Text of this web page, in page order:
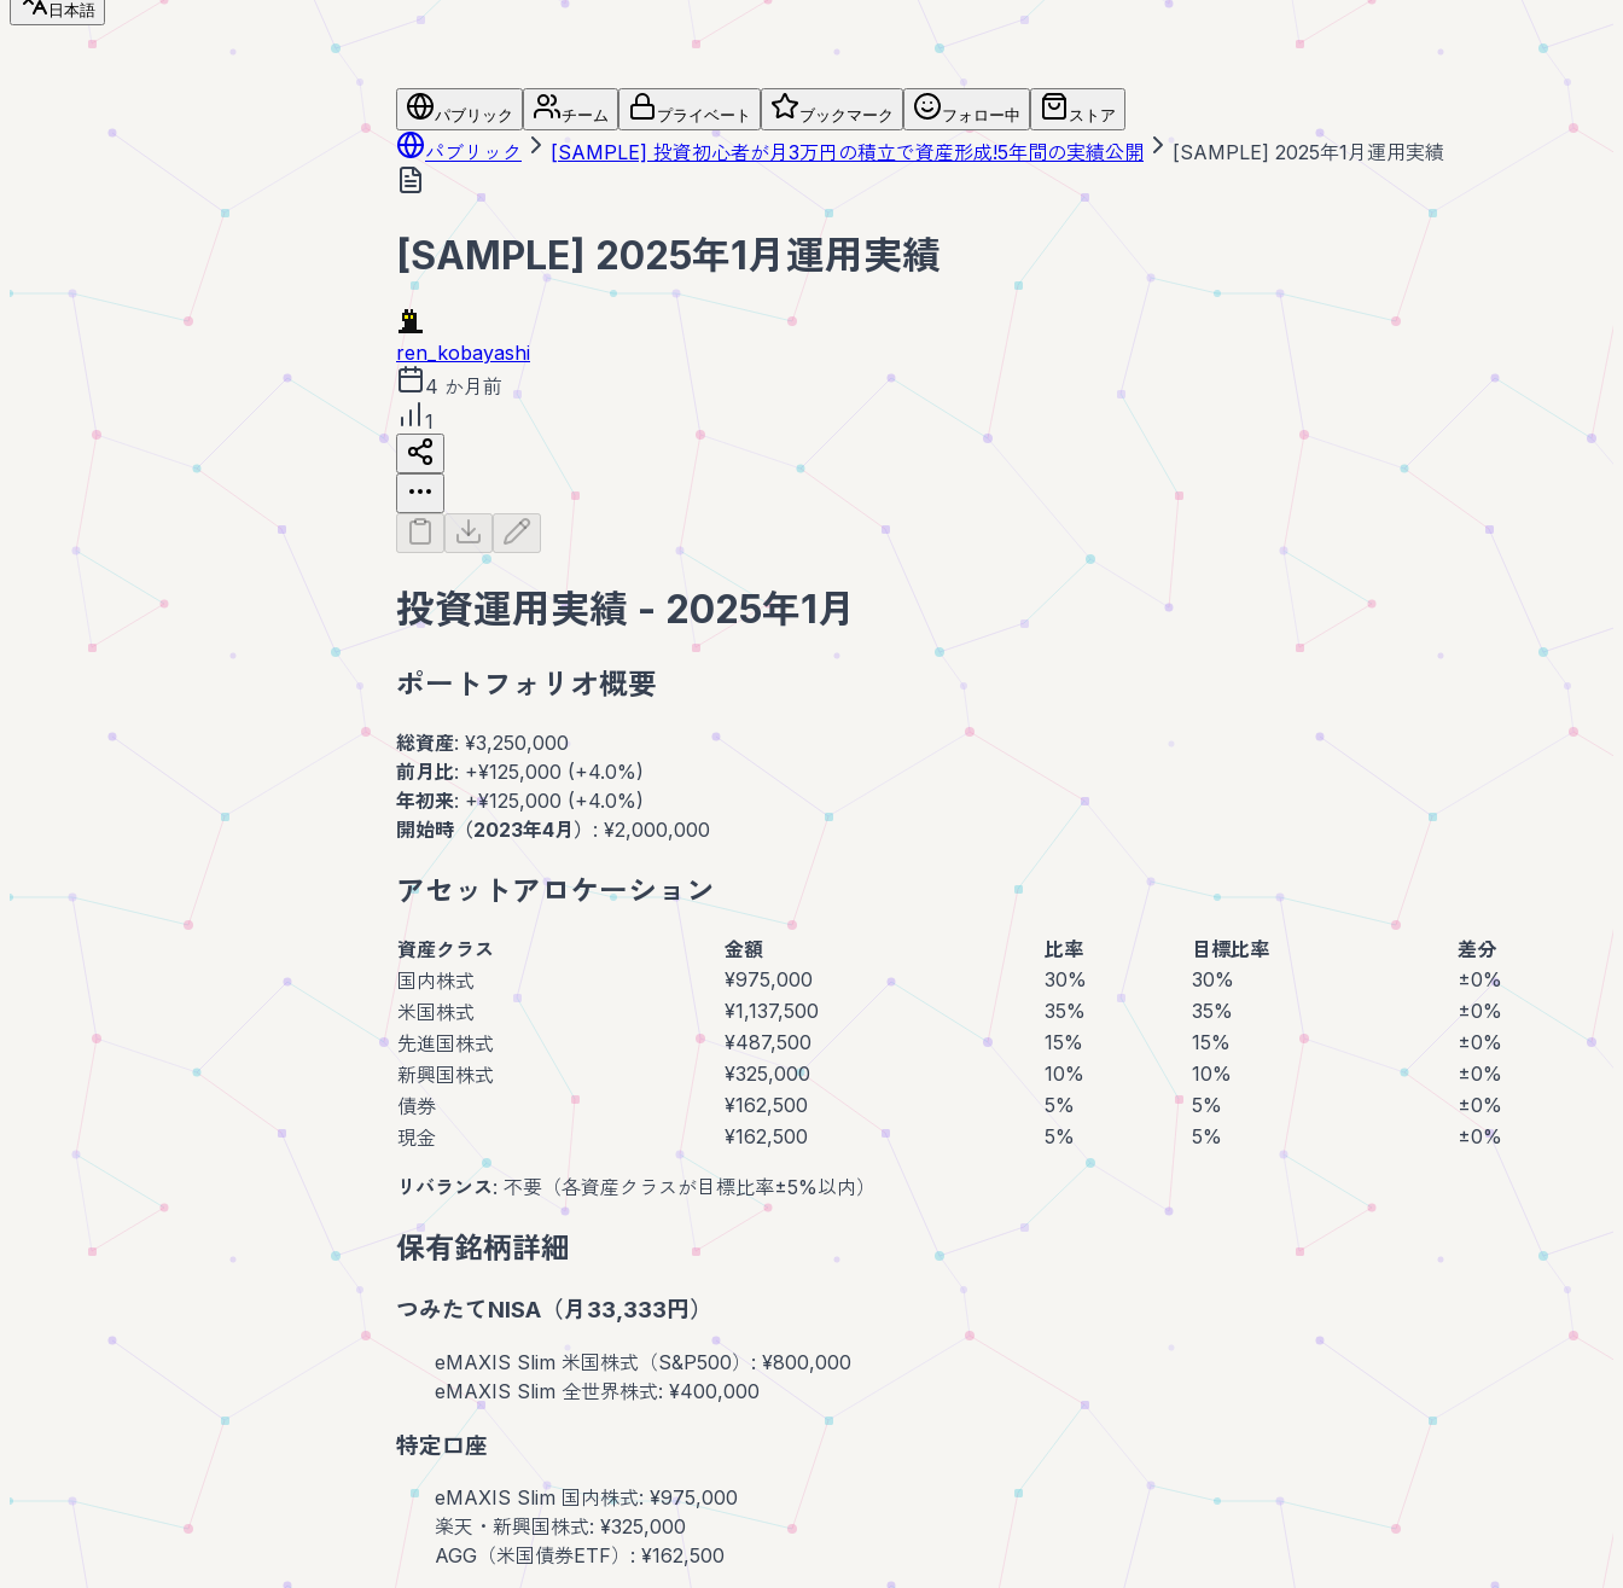
日本語
パブリック チーム プライベート ブックマーク フォロー中 ストア
パブリック [SAMPLE] 投資初心者が月3万円の積立で資産形成!5年間の実績公開 [SAMPLE] 2025年1月運用実績
[SAMPLE] 2025年1月運用実績
ren_kobayashi
4 か月前
1
投資運用実績 - 2025年1月
ポートフォリオ概要
総資産: ¥3,250,000
前月比: +¥125,000 (+4.0%)
年初来: +¥125,000 (+4.0%)
開始時（2023年4月） : ¥2,000,000
アセットアロケーション
資産クラス 金額 比率 目標比率
差分
国内株式
¥975,000 30% 30%
±0%
米国株式
¥1,137,500 35% 35%
±0%
先進国株式
¥487,500 15% 15%
±0%
新興国株式
¥325,000 10% 10%
±0%
債券
¥162,500 5% 5%
±0%
現金
¥162,500 5% 5% ±0%
リバランス: 不要（各資産クラスが目標比率±5%以内）
保有銘柄詳細
つみたてNISA（月33,333円）
eMAXIS Slim 米国株式（S&P500）: ¥800,000
eMAXIS Slim 全世界株式: ¥400,000
特定口座
eMAXIS Slim 国内株式: ¥975,000
楽天・新興国株式: ¥325,000
AGG（米国債券ETF）: ¥162,500